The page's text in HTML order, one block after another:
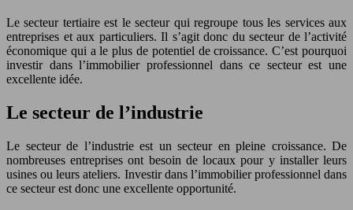
Le secteur tertiaire est le secteur qui regroupe tous les services aux
entreprises et aux particuliers. Il s’agit donc du secteur de l’activité
économique qui a le plus de potentiel de croissance. C’est pourquoi
investir dans l’immobilier professionnel dans ce secteur est une
excellente idée.
Le secteur de l’industrie
Le secteur de l’industrie est un secteur en pleine croissance. De
nombreuses entreprises ont besoin de locaux pour y installer leurs
usines ou leurs ateliers. Investir dans l’immobilier professionnel dans
ce secteur est donc une excellente opportunité.